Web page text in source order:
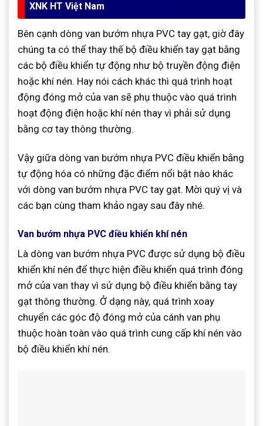
XNK HT Việt Nam
Bên cạnh dòng van bướm nhựa PVC tay gạt, giờ đây
chúng ta có thể thay thế bộ điều khiển tay gạt bằng
các bộ điều khiển tự động như bộ truyền động điện
hoặc khí nén. Hay nói cách khác thì quá trình hoạt
động đóng mở của van sẽ phụ thuộc vào quá trình
hoạt động điện hoặc khí nén thay vì phải sử dụng
bằng cơ tay thông thường.
Vậy giữa dòng van bướm nhựa PVC điều khiển bằng
tự động hóa có những đặc điểm nổi bật nào khác
với dòng van bướm nhựa PVC tay gạt. Mời quý vị và
các bạn cùng tham khảo ngay sau đây nhé.
Van bướm nhựa PVC điều khiển khí nén
Là dòng van bướm nhựa PVC được sử dụng bộ điều
khiển khí nén để thực hiện điều khiển quá trình đóng
mở của van thay vì sử dụng bộ điều khiển bằng tay
gạt thông thường. Ở dạng này, quá trình xoay
chuyển các góc độ đóng mở của cánh van phụ
thuộc hoàn toàn vào quá trình cung cấp khí nén vào
bộ điều khiển khí nén.